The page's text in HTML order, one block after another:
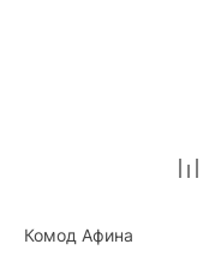
Комод Афина